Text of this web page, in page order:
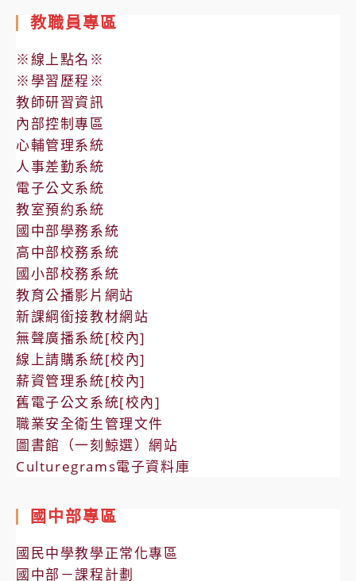
教職員專區
※線上點名※
※學習歷程※
教師研習資訊
內部控制專區
心輔管理系統
人事差勤系統
電子公文系統
教室預約系統
國中部學務系統
高中部校務系統
國小部校務系統
教育公播影片網站
新課綱銜接教材網站
無聲廣播系統[校內]
線上請購系統[校內]
薪資管理系統[校內]
舊電子公文系統[校內]
職業安全衛生管理文件
圖書館（一刻鯨選）網站
Culturegrams電子資料庫
國中部專區
國民中學教學正常化專區
國中部－課程計劃